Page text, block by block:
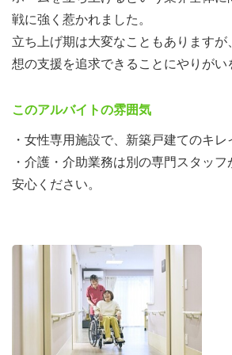
戦に強く惹かれました。
立ち上げ期は大変なこともありますが
想の支援を追求できることにやりがい
このアルバイトの雰囲気
・女性専用施設で、新築戸建てのキレ
・介護・介助業務は別の専門スタッ
安心ください。